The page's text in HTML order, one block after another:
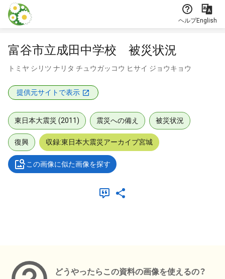
本文に飛ぶ
ヘルプEnglish
富谷市立成田中学校 被災状況
トミヤ シリツ ナリタ チュウガッコウ ヒサイ ジョウキョウ
提供元サイトで表示
東日本大震災 (2011) 震災への備え 被災状況
復興 収録:東日本大震災アーカイブ宮城
この画像に似た画像を探す
どうやったらこの資料の画像を使えるの？